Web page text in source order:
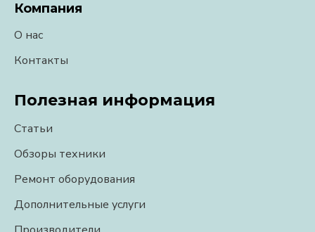
Компания
О нас
Контакты
Полезная информация
Статьи
Обзоры техники
Ремонт оборудования
Дополнительные услуги